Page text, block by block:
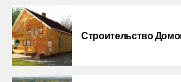
Строительство